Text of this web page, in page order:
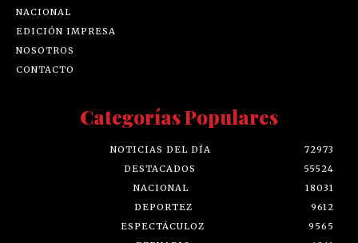
NACIONAL
EDICIÓN IMPRESA
NOSOTROS
CONTACTO
Categorías Populares
NOTICIAS DEL DÍA
72973
DESTACADOS
55524
NACIONAL
18031
DEPORTEZ
9612
ESPECTÁCULOZ
9565